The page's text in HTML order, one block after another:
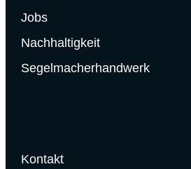
Jobs
Nachhaltigkeit
Segelmacherhandwerk
Kontakt